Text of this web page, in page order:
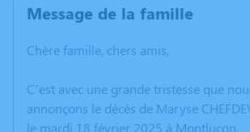
Message de la famille
Chère famille, chers amis,
C’est avec une grande tristesse que
annonçons le décès de Maryse
le mardi 18 février 2025 à Montluçon.